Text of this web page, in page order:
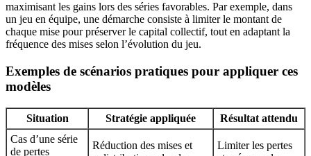
maximisant les gains lors des séries favorables. Par exemple, dans
un jeu en équipe, une démarche consiste à limiter le montant de
chaque mise pour préserver le capital collectif, tout en adaptant la
fréquence des mises selon l’évolution du jeu.
Exemples de scénarios pratiques pour appliquer ces
modèles
Situation Stratégie appliquée
Résultat attendu
Cas d’une série
de pertes
Réduction des mises et
Limiter les pertes